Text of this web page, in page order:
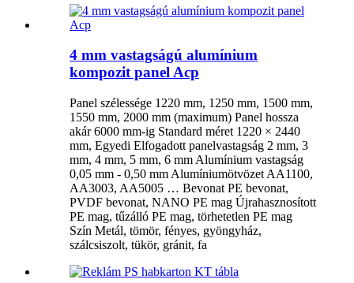
4 mm vastagságú alumínium
kompozit panel Acp
Panel szélessége 1220 mm, 1250 mm, 1500 mm,
1550 mm, 2000 mm (maximum) Panel hossza
akár 6000 mm-ig Standard méret 1220 × 2440
mm, Egyedi Elfogadott panelvastagság 2 mm, 3
mm, 4 mm, 5 mm, 6 mm Alumínium vastagság
0,05 mm - 0,50 mm Alumíniumötvözet AA1100,
AA3003, AA5005 … Bevonat PE bevonat,
PVDF bevonat, NANO PE mag Újrahasznosított
PE mag, tűzálló PE mag, törhetetlen PE mag
Szín Metál, tömör, fényes, gyöngyház,
szálcsiszolt, tükör, gránit, fa